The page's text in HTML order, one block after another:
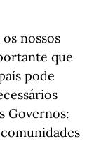
nossos
que
pode
Governos: